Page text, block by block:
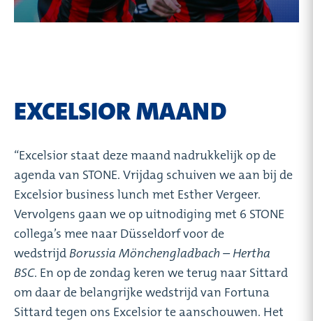
EXCELSIOR MAAND
“Excelsior staat deze maand nadrukkelijk op de
agenda van STONE. Vrijdag schuiven we aan bij de
Excelsior business lunch met Esther Vergeer.
Vervolgens gaan we op uitnodiging met 6 STONE
collega’s mee naar Düsseldorf voor de
wedstrijdBorussia Mönchengladbach – Hertha
BSC. En op de zondag keren we terug naar Sittard
om daar de belangrijke wedstrijd van Fortuna
Sittard tegen ons Excelsior te aanschouwen. Het